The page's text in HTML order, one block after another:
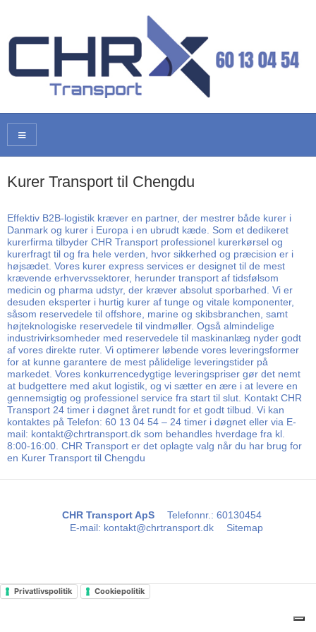
Kurer Transport til Chengdu
Effektiv B2B-logistik kræver en partner, der mestrer både kurer i
Danmark og kurer i Europa i en ubrudt kæde. Som et dedikeret
kurerfirma tilbyder CHR Transport professionel kurerkørsel og
kurerfragt til og fra hele verden, hvor sikkerhed og præcision er i
højsædet. Vores kurer express services er designet til de mest
krævende erhvervssektorer, herunder transport af tidsfølsom
medicin og pharma udstyr, der kræver absolut sporbarhed. Vi er
desuden eksperter i hurtig kurer af tunge og vitale komponenter,
såsom reservedele til offshore, marine og skibsbranchen, samt
højteknologiske reservedele til vindmøller. Også almindelige
industrivirksomheder med reservedele til maskinanlæg nyder godt
af vores direkte ruter. Vi optimerer løbende vores leveringsformer
for at kunne garantere de mest pålidelige leveringstider på
markedet. Vores konkurrencedygtige leveringspriser gør det nemt
at budgettere med akut logistik, og vi sætter en ære i at levere en
gennemsigtig og professionel service fra start til slut. Kontakt CHR
Transport 24 timer i døgnet året rundt for et godt tilbud. Vi kan
kontaktes på Telefon: 60 13 04 54 – 24 timer i døgnet eller via E-
mail: kontakt@chrtransport.dk som behandles hverdage fra kl.
8:00-16:00. CHR Transport er det oplagte valg når du har brug for
en Kurer Transport til Chengdu
CHR Transport ApS Telefonnr.: 60130454
E-mail: kontakt@chrtransport.dk Sitemap
Privatlivspolitik Cookiepolitik